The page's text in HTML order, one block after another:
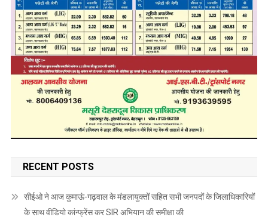
RECENT POSTS
सीईओ ने आज कुमाऊं-गढ़वाल के मंडलायुक्तों सहित सभी जनपदों के जिलाधिकारियों
के साथ वीडियो कांन्फ्रेंस कर SIR अभियान की समीक्षा की